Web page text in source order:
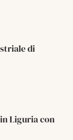
di
Liguria con